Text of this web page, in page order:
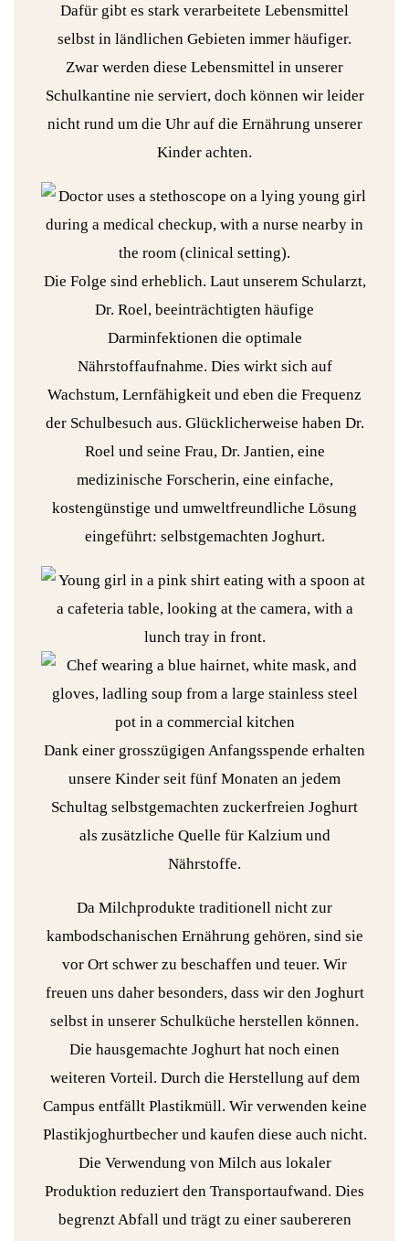
Dafür gibt es stark verarbeitete Lebensmittel
selbst in ländlichen Gebieten immer häufiger.
Zwar werden diese Lebensmittel in unserer
Schulkantine nie serviert, doch können wir leider
nicht rund um die Uhr auf die Ernährung unserer
Kinder achten.
Die Folge sind erheblich. Laut unserem Schularzt,
Dr. Roel, beeinträchtigten häufige
Darminfektionen die optimale
Nährstoffaufnahme. Dies wirkt sich auf
Wachstum, Lernfähigkeit und eben die Frequenz
der Schulbesuch aus. Glücklicherweise haben Dr.
Roel und seine Frau, Dr. Jantien, eine
medizinische Forscherin, eine einfache,
kostengünstige und umweltfreundliche Lösung
eingeführt: selbstgemachten Joghurt.
Dank einer grosszügigen Anfangsspende erhalten
unsere Kinder seit fünf Monaten an jedem
Schultag selbstgemachten zuckerfreien Joghurt
als zusätzliche Quelle für Kalzium und
Nährstoffe.
Da Milchprodukte traditionell nicht zur
kambodschanischen Ernährung gehören, sind sie
vor Ort schwer zu beschaffen und teuer. Wir
freuen uns daher besonders, dass wir den Joghurt
selbst in unserer Schulküche herstellen können.
Die hausgemachte Joghurt hat noch einen
weiteren Vorteil. Durch die Herstellung auf dem
Campus entfällt Plastikmüll. Wir verwenden keine
Plastikjoghurtbecher und kaufen diese auch nicht.
Die Verwendung von Milch aus lokaler
Produktion reduziert den Transportaufwand. Dies
begrenzt Abfall und trägt zu einer saubereren